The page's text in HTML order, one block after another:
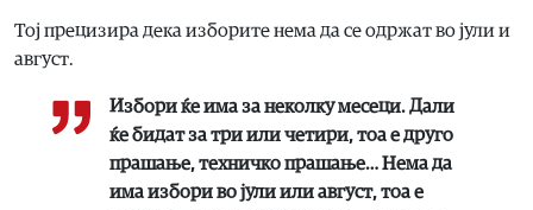
Тој прецизира дека изборите нема да се одржат во јули и
август.
Избори ќе има за неколку месеци. Дали
ќе бидат за три или четири, тоа е друго
прашање, техничко прашање… Нема да
има избори во јули или август, тоа е